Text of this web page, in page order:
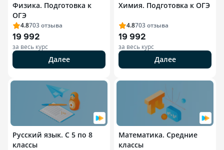
Физика. Подготовка к
ОГЭ
4.8703отзыва
19 992
за весь курс
Далее
Химия. Подготовка к ОГЭ
4.8703отзыва
19 992
за весь курс
Далее
Русский язык. С 5 по 8
классы
Математика. Средние
классы